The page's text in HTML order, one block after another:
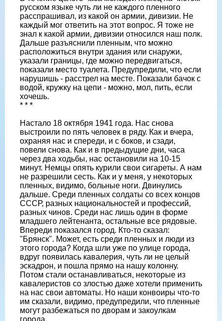
русском языке чуть ли не каждого пленного
расспрашивал, из какой он армии, дивизии. Не
каждый мог ответить на этот вопрос. Я тоже не
знал к какой армии, дивизии относился наш полк.
Дальше разъяснили пленным, что можно
расположиться внутри здания или снаружи,
указали границы, где можно передвигаться,
показали место туалета. Предупредили, что если
нарушишь - расстрел на месте. Показали бачок с
водой, кружку на цепи - можно, мол, пить, если
хочешь.
* * *
Настало 18 октября 1941 года. Нас снова
выстроили по пять человек в ряду. Как и вчера,
охраняя нас и спереди, и с боков, и сзади,
повели снова. Как и в предыдущие дни, часа
через два ходьбы, нас остановили на 10-15
минут. Немцы опять курили свои сигареты. А нам
не разрешили сесть. Как и у меня, у некоторых
пленных, видимо, больные ноги. Двинулись
дальше. Среди пленных солдаты со всех концов
СССР, разных национальностей и профессий,
разных чинов. Среди нас лишь один в форме
младшего лейтенанта, остальные все рядовые.
Впереди показался город. Кто-то сказал:
"Брянск". Может, есть среди пленных и люди из
этого города? Когда шли уже по улице города,
вдруг появилась кавалерия, чуть ли не целый
эскадрон, и пошла прямо на нашу колонну.
Потом стали останавливаться, некоторые из
кавалеристов со злостью даже хотели применить
на нас свои автоматы. Но наши конвоиры что-то
им сказали, видимо, предупредили, что пленные
могут разбежаться по дворам и закоулкам
города.